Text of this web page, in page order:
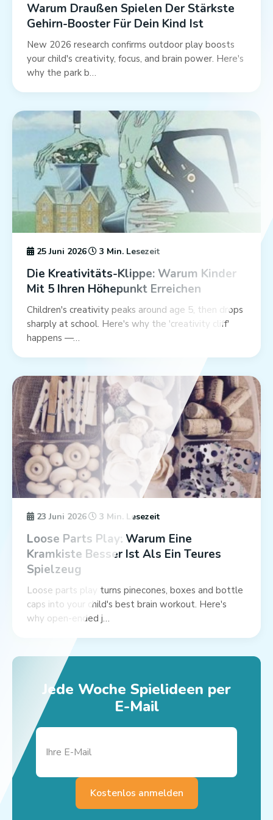
Warum Draußen Spielen Der Stärkste
Gehirn-Booster Für Dein Kind Ist
New 2026 research confirms outdoor play boosts
your child's creativity, focus, and brain power. Here's
why the park b…
25 Juni 2026 3 Min. Lesezeit
Die Kreativitäts-Klippe: Warum Kinder
Mit 5 Ihren Höhepunkt Erreichen
Children's creativity peaks around age 5, then drops
sharply at school. Here's why the 'creativity cliff'
happens —…
23 Juni 2026 3 Min. Lesezeit
Loose Parts Play: Warum Eine
Kramkiste Besser Ist Als Ein Teures
Spielzeug
Loose parts play turns pinecones, boxes and bottle
caps into your child's best brain workout. Here's
why open-ended j…
Jede Woche Spielideen per
E-Mail
Kostenlos anmelden